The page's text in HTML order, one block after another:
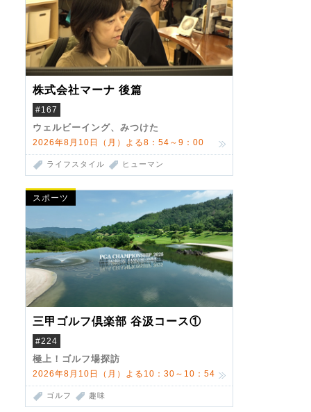
株式会社マーナ 後篇
#167
ウェルビーイング、みつけた
2026年8月10日（月）よる8：54～9：00
ライフスタイル ヒューマン
スポーツ
三甲ゴルフ倶楽部 谷汲コース①
#224
極上！ゴルフ場探訪
2026年8月10日（月）よる10：30～10：54
ゴルフ 趣味